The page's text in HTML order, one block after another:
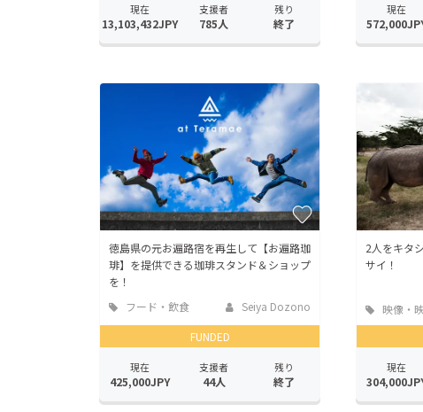
現在
13,103,432JPY
支援者
785人
残り
終了
現在
徳島県の元お遍路宿を再生して【お遍路珈
琲】を提供できる珈琲スタンド＆ショップ
を！
フード・飲食
店
Seiya Dozono
FUNDED
現在
425,000JPY
支援者
44人
残り
終了
2人をキタ
サイ！
映像・
現在